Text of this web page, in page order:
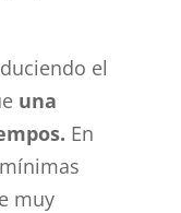
el
una
En
muy